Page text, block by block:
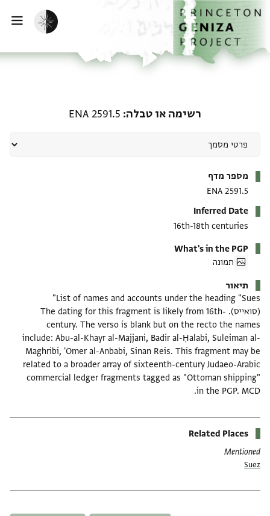
לתוכןהבית
הפעלת מצב כהה
רשימה או טבלה ENA 2591.5
מספר מדף
ENA 2591.5
Inferred Date
16th-18th centuries
What's in the PGP
תמונה
תיאור
List of names and accounts under the heading "Sues"
(סואייס). The dating for this fragment is likely from 16th-
century. The verso is blank but on the recto the names
include: Abu-al-Khayr al-Majjani, Badir al-Ḥalabi, Suleiman al-
Maghribi, 'Omer al-Anbabi, Sinan Reis. This fragment may be
related to a broader array of sixteenth-century Judaeo-Arabic
commercial ledger fragments tagged as "Ottoman shipping"
in the PGP. MCD.
Related Places
Mentioned
Suez